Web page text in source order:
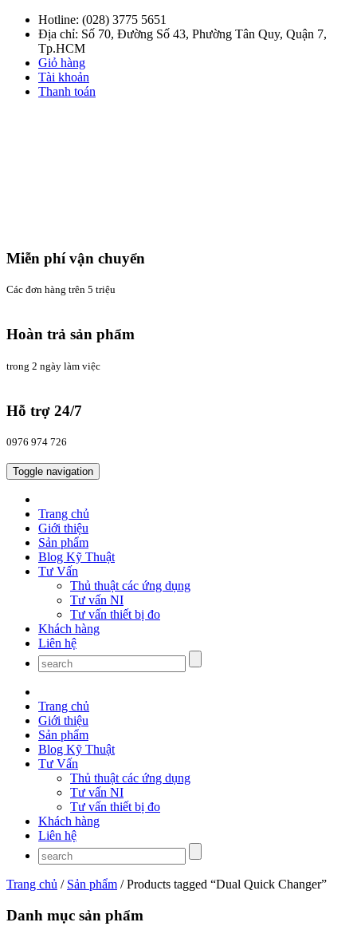
Hotline: (028) 3775 5651
Địa chỉ: Số 70, Đường Số 43, Phường Tân Quy, Quận 7,
Tp.HCM
Giỏ hàng
Tài khoản
Thanh toán
Miễn phí vận chuyển
Các đơn hàng trên 5 triệu
Hoàn trả sản phẩm
trong 2 ngày làm việc
Hỗ trợ 24/7
0976 974 726
Toggle navigation
Trang chủ
Giới thiệu
Sản phẩm
Blog Kỹ Thuật
Tư Vấn
Thủ thuật các ứng dụng
Tư vấn NI
Tư vấn thiết bị đo
Khách hàng
Liên hệ
Trang chủ
Giới thiệu
Sản phẩm
Blog Kỹ Thuật
Tư Vấn
Thủ thuật các ứng dụng
Tư vấn NI
Tư vấn thiết bị đo
Khách hàng
Liên hệ
Trang chủ / Sản phẩm / Products tagged “Dual Quick Changer”
Danh mục sản phẩm